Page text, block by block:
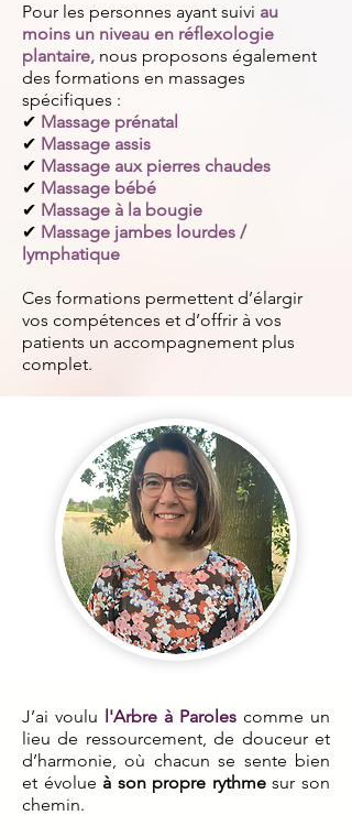
Pour les personnes ayant suivi au
moins un niveau en réflexologie
plantaire, nous proposons également
des formations en massages
spécifiques :
✔ Massage prénatal
✔ Massage assis
✔ Massage aux pierres chaudes
✔ Massage bébé
✔ Massage à la bougie
✔ Massage jambes lourdes /
lymphatique
Ces formations permettent d’élargir
vos compétences et d’offrir à vos
patients un accompagnement plus
complet.
J’ai voulu l'Arbre à Paroles comme un
lieu de ressourcement, de douceur et
d’harmonie, où chacun se sente bien
et évolue à son propre rythmesur son
chemin.